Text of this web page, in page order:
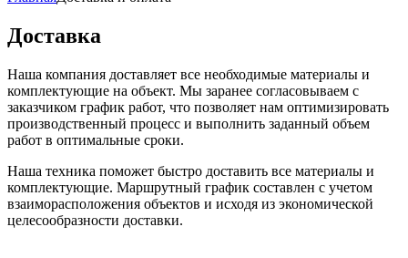
Доставка
Наша компания доставляет все необходимые материалы и
комплектующие на объект. Мы заранее согласовываем с
заказчиком график работ, что позволяет нам оптимизировать
производственный процесс и выполнить заданный объем
работ в оптимальные сроки.
Наша техника поможет быстро доставить все материалы и
комплектующие. Маршрутный график составлен с учетом
взаиморасположения объектов и исходя из экономической
целесообразности доставки.